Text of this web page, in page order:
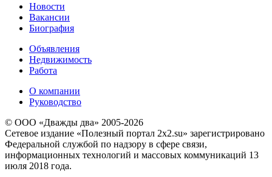
Новости
Вакансии
Биография
Объявления
Недвижимость
Работа
О компании
Руководство
© ООО «Дважды два» 2005-2026
Сетевое издание «Полезный портал 2x2.su» зарегистрировано
Федеральной службой по надзору в сфере связи,
информационных технологий и массовых коммуникаций 13
июля 2018 года.